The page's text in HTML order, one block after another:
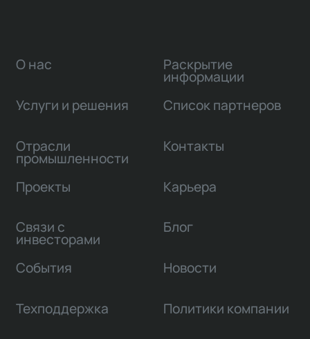
О нас
Услуги и решения
Отрасли
промышленности
Проекты
Связи с
инвесторами
Раскрытие
информации
Список партнеров
Контакты
Карьера
Блог
События Новости
Техподдержка Политики компании